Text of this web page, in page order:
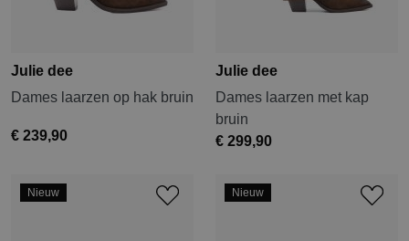
Julie dee
Dames laarzen op hak bruin
€ 239,90
Julie dee
Dames laarzen met kap
bruin
€ 299,90
Nieuw Nieuw